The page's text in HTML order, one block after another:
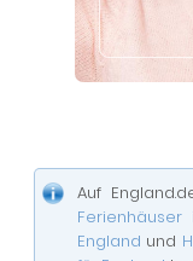
Auf
Ferienhäuser
England und